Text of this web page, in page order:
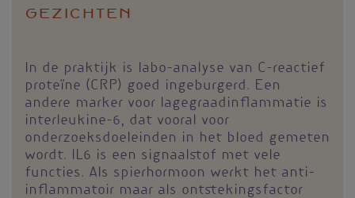
gezichten
In de praktijk is labo-analyse van C-reactief
proteïne (CRP) goed ingeburgerd. Een
andere marker voor lagegraadinflammatie is
interleukine-6, dat vooral voor
onderzoeksdoeleinden in het bloed gemeten
wordt. IL6 is een signaalstof met vele
functies. Als spierhormoon werkt het anti-
inflammatoir maar als ontstekingsfactor